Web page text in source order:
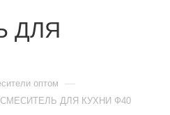
ДЛЯ
оптом —
СМЕСИТЕЛЬ ДЛЯ КУХНИ Ф40